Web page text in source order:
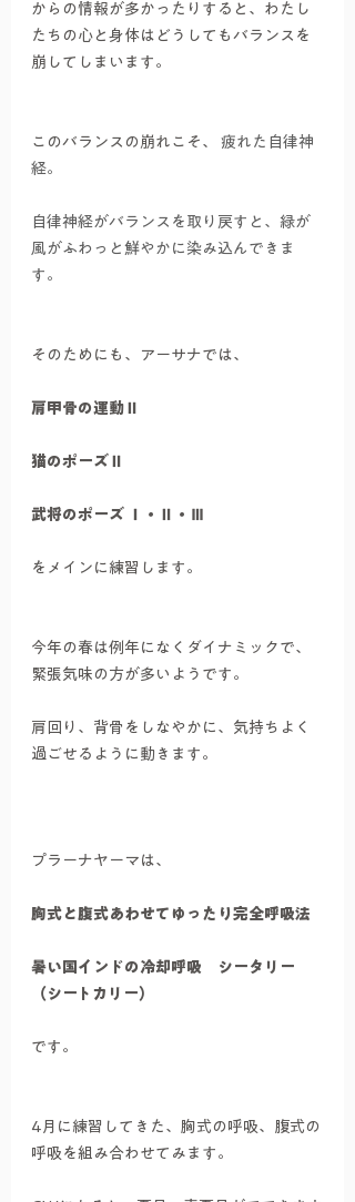
からの情報が多かったりすると、わたし
たちの心と身体はどうしてもバランスを
崩してしまいます。
このバランスの崩れこそ、 疲れた自律神
経。
自律神経がバランスを取り戻すと、緑が
風がふわっと鮮やかに染み込んできま
す。
そのためにも、アーサナでは、
肩甲骨の運動Ⅱ
猫のポーズⅡ
武将のポーズ Ⅰ・Ⅱ・Ⅲ
をメインに練習します。
今年の春は例年になくダイナミックで、
緊張気味の方が多いようです。
肩回り、背骨をしなやかに、気持ちよく
過ごせるように動きます。
プラーナヤーマは、
胸式と腹式あわせてゆったり完全呼吸法
暑い国インドの冷却呼吸　シータリー
（シートカリー）
です。
4月に練習してきた、胸式の呼吸、腹式の
呼吸を組み合わせてみます。